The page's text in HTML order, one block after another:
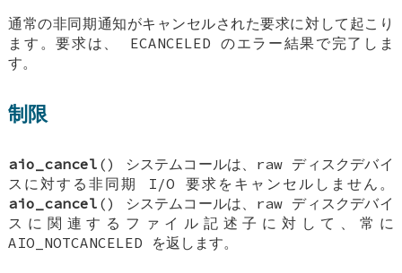
通常の非同期通知がキャンセルされた要求に対して起こり
ます。要求は、 ECANCELED のエラー結果で完了しま
す。
制限
aio_cancel () システムコールは、raw ディスクデバイ
スに対する非同期 I/O 要求をキャンセルしません。
aio_cancel () システムコールは、raw ディスクデバイ
スに関連するファイル記述子に対して、常に
AIO_NOTCANCELED を返します。